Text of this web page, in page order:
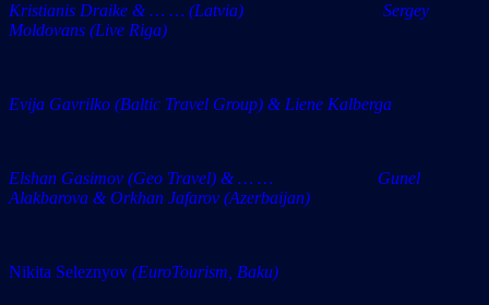
Kristianis Draike & … … (Latvia) Sergey
Moldovans (Live Riga)
Evija Gavrilko (Baltic Travel Group) & Liene Kalberga
Elshan Gasimov (Geo Travel) & … … Gunel
Alakbarova & Orkhan Jafarov (Azerbaijan)
Nikita Seleznyov (EuroTourism, Baku)